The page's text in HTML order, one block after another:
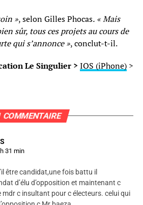
», selon Gilles Phocas. « Mais
sûr, tous ces projets au cours de
qui s’annonce », conclut-t-il.
Le Singulier > IOS (iPhone)>
COMMENTAIRE
31 min
être candidat,une fois battu il
d’élu d’opposition et maintenant c
mdr c insultant pour c électeurs. celui qui